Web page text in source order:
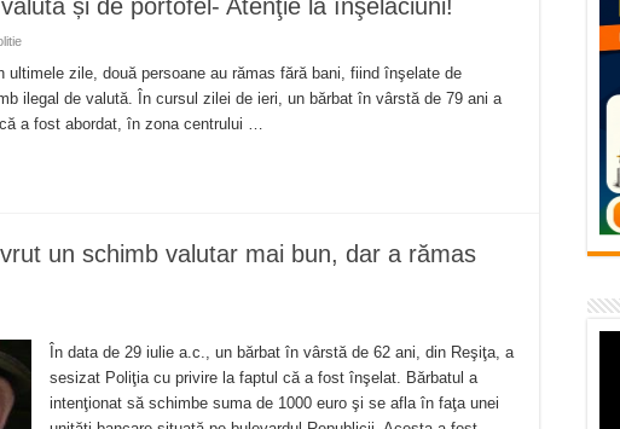
mentă și flori de vară și râsete de copii la Carașova VIDEO
în CARANSEBEȘ – 04.08.2026 – avarie – Calea Severinului
în CARANSEBEȘ avarie
și de portofel- Atenţie la înşelăciuni!
ultimele zile, două persoane au rămas fără bani, fiind înşelate de
ilegal de valută. În cursul zilei de ieri, un bărbat în vârstă de 79 ani a
a fost abordat, în zona centrului …
un schimb valutar mai bun, dar a rămas
În data de 29 iulie a.c., un bărbat în vârstă de 62 ani, din Reşiţa, a
sesizat Poliţia cu privire la faptul că a fost înşelat. Bărbatul a
intenţionat să schimbe suma de 1000 euro şi se afla în faţa unei